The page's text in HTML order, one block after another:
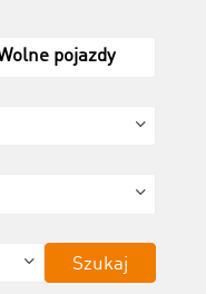
pojazdy
Szukaj